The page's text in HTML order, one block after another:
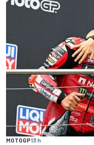
MOTOGP13 h